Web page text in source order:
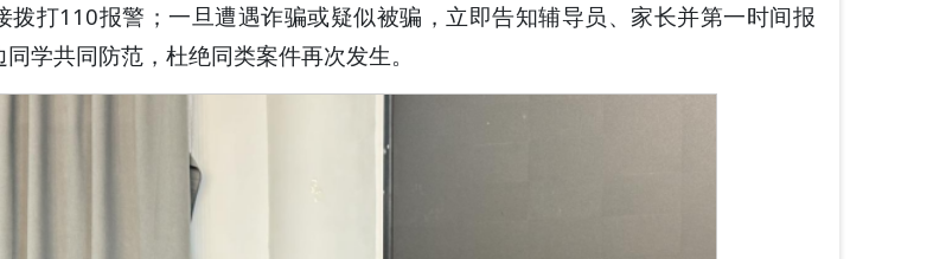
拨打110报警；一旦遭遇诈骗或疑似被骗，立即告知辅导员、家长并第一时间报
学共同防范，杜绝同类案件再次发生。